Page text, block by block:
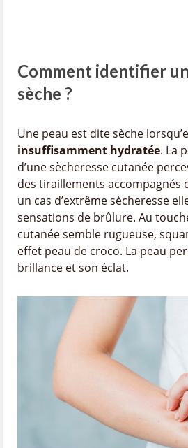
Comment identifier
sèche ?
Une peau est dite sèche
insuffisamment hydratée. La
d’une sècheresse cutanée
des tiraillements accompagnés
un cas d’extrême sècheresse
sensations de brûlure. Au
cutanée semble rugueuse,
effet peau de croco. La peau
brillance et son éclat.